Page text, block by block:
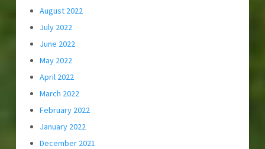
August 2022
July 2022
June 2022
May 2022
April 2022
March 2022
February 2022
January 2022
December 2021